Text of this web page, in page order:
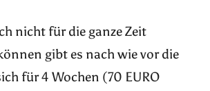
nicht für die ganze Zeit
gibt es nach wie vor die
für 4 Wochen (70 EURO